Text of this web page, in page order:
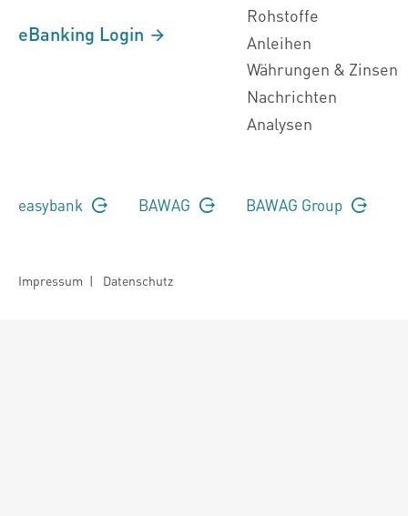
eBanking Login
Rohstoffe
Anleihen
Währungen & Zinsen
Nachrichten
Analysen
easybank BAWAG BAWAG Group
Impressum | Datenschutz